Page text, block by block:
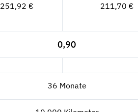
251,92 € 211,70 €
0,90
36 Monate